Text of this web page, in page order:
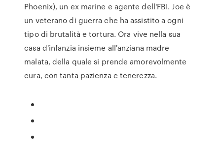
Phoenix), un ex marine e agente dell'FBI. Joe è
un veterano di guerra che ha assistito a ogni
tipo di brutalità e tortura. Ora vive nella sua
casa d'infanzia insieme all'anziana madre
malata, della quale si prende amorevolmente
cura, con tanta pazienza e tenerezza.